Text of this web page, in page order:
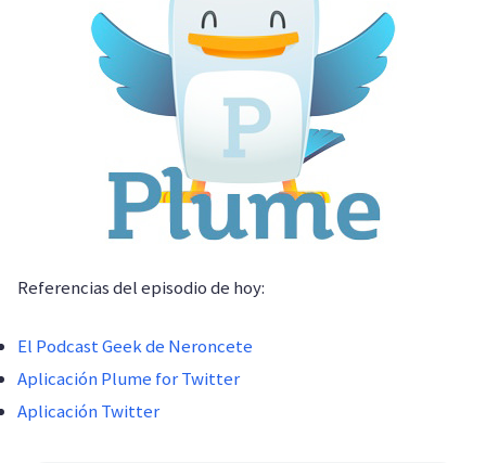
Referencias del episodio de hoy:
El Podcast Geek de Neroncete
Aplicación Plume for Twitter
Aplicación Twitter